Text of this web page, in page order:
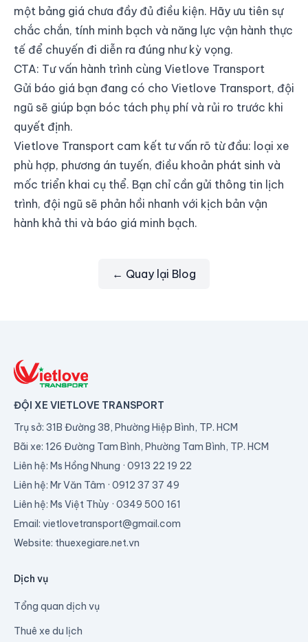
một bảng giá chưa đầy đủ điều kiện. Hãy ưu tiên sự
chắc chắn, tính minh bạch và năng lực vận hành thực
tế để chuyến đi diễn ra đúng như kỳ vọng.
CTA: Tư vấn hành trình cùng Vietlove Transport
Gửi báo giá bạn đang có cho Vietlove Transport, đội
ngũ sẽ giúp bạn bóc tách phụ phí và rủi ro trước khi
quyết định.
Vietlove Transport cam kết tư vấn rõ từ đầu: loại xe
phù hợp, phương án tuyến, điều khoản phát sinh và
mốc triển khai cụ thể. Bạn chỉ cần gửi thông tin lịch
trình, đội ngũ sẽ phản hồi nhanh với kịch bản vận
hành khả thi và báo giá minh bạch.
← Quay lại Blog
ĐỘI XE VIETLOVE TRANSPORT
Trụ sở: 31B Đường 38, Phường Hiệp Bình, TP. HCM
Bãi xe: 126 Đường Tam Bình, Phường Tam Bình, TP. HCM
Liên hệ: Ms Hồng Nhung · 0913 22 19 22
Liên hệ: Mr Văn Tâm · 0912 37 37 49
Liên hệ: Ms Việt Thùy · 0349 500 161
Email: vietlovetransport@gmail.com
Website: thuexegiare.net.vn
Dịch vụ
Tổng quan dịch vụ
Thuê xe du lịch